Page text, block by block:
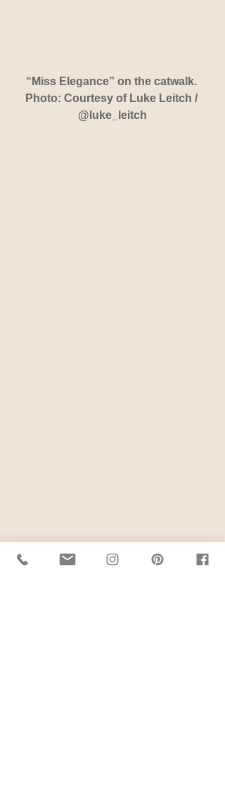
“Miss Elegance” on the catwalk.
Photo: Courtesy of Luke Leitch /
@luke_leitch